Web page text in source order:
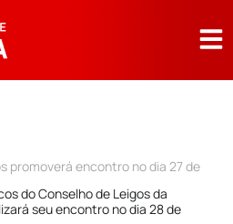
promoverá encontro no dia 27 de
do Conselho de Leigos da
seu encontro no dia 28 de